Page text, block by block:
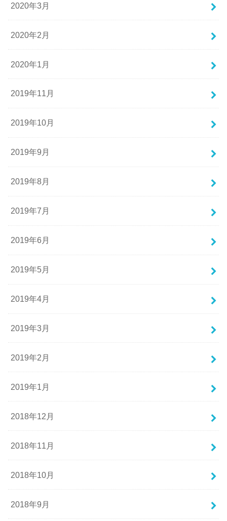
2020年3月
2020年2月
2020年1月
2019年11月
2019年10月
2019年9月
2019年8月
2019年7月
2019年6月
2019年5月
2019年4月
2019年3月
2019年2月
2019年1月
2018年12月
2018年11月
2018年10月
2018年9月